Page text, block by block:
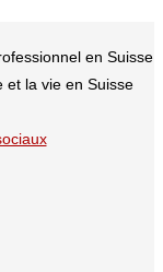
en Suisse
et la vie en Suisse